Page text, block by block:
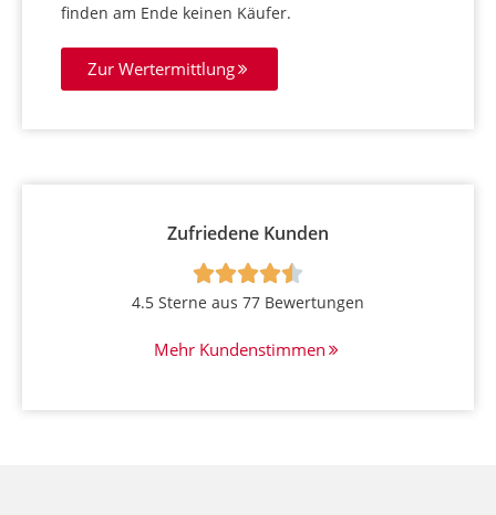
finden am Ende keinen Käufer.
Zur Wertermittlung
Zufriedene Kunden

4.5 Sterne aus 77 Bewertungen
Mehr Kundenstimmen